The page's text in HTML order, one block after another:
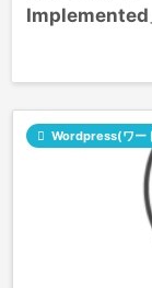
Implemented
 Wordpress(ワー